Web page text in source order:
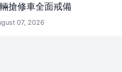
搶修車全面戒備
07, 2026